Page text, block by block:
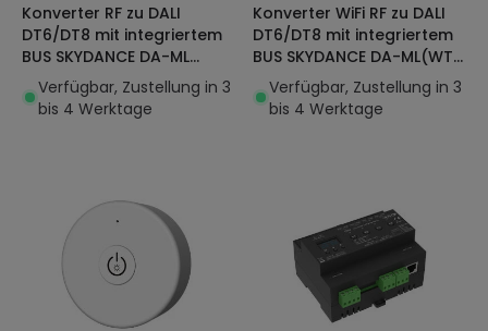
Konverter RF zu DALI
DT6/DT8 mit integriertem
BUS SKYDANCE DA-ML
Kompatibel mit Taster
Verfügbar, Zustellung in 3
bis 4 Werktage
Konverter WiFi RF zu DALI
DT6/DT8 mit integriertem
BUS SKYDANCE DA-ML(WT)
Kompatibel mit Tuya und
Taster
Verfügbar, Zustellung in 3
bis 4 Werktage